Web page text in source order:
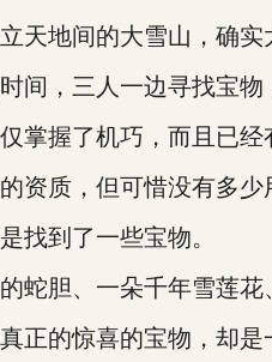
地间的大雪山，确实
，三人一边寻找宝物
握了机巧，而且已经
质，但可惜没有多少
到了一些宝物。
胆、一朵千年雪莲花、
的惊喜的宝物，却是一